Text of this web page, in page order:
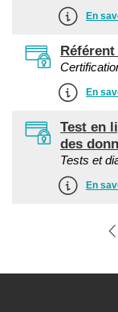
En
En
Test en
des
Tests et
En